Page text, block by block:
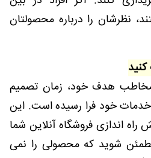
نظرشان را درباره محصولتان
هدف خود، زمان تصمیم
خود فرا رسیده است. این
اندازی فروشگاه آنلاین شما
شوید که محصولی را نمی